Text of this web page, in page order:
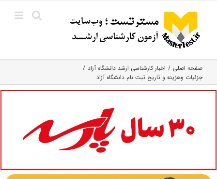
content
صفحه اصلی
اخبار کارشناسی ارشد دانشگاه آزاد
جزئیات وهزینه و تاریخ ثبت نام دانشگاه آزاد